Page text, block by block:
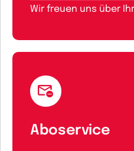
Wir freuen uns über
Aboservice